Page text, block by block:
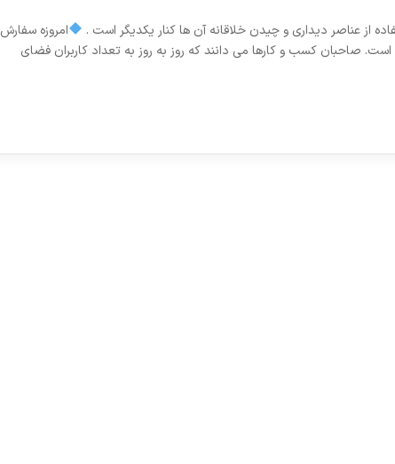
از عناصر دیداری و چیدن خلاقانه آن ها کنار یکدیگر است .
امروزه سفارش
صاحبان کسب و کارها می دانند که روز به روز به تعداد کاربران فضای